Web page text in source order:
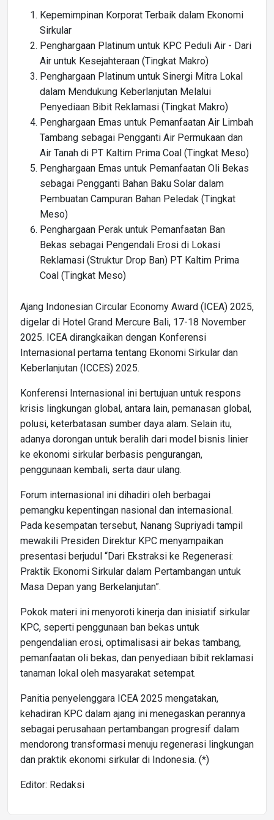
Kepemimpinan Korporat Terbaik dalam Ekonomi
Sirkular
Penghargaan Platinum untuk KPC Peduli Air - Dari
Air untuk Kesejahteraan (Tingkat Makro)
Penghargaan Platinum untuk Sinergi Mitra Lokal
dalam Mendukung Keberlanjutan Melalui
Penyediaan Bibit Reklamasi (Tingkat Makro)
Penghargaan Emas untuk Pemanfaatan Air Limbah
Tambang sebagai Pengganti Air Permukaan dan
Air Tanah di PT Kaltim Prima Coal (Tingkat Meso)
Penghargaan Emas untuk Pemanfaatan Oli Bekas
sebagai Pengganti Bahan Baku Solar dalam
Pembuatan Campuran Bahan Peledak (Tingkat
Meso)
Penghargaan Perak untuk Pemanfaatan Ban
Bekas sebagai Pengendali Erosi di Lokasi
Reklamasi (Struktur Drop Ban) PT Kaltim Prima
Coal (Tingkat Meso)
Ajang Indonesian Circular Economy Award (ICEA) 2025,
digelar di Hotel Grand Mercure Bali, 17-18 November
2025. ICEA dirangkaikan dengan Konferensi
Internasional pertama tentang Ekonomi Sirkular dan
Keberlanjutan (ICCES) 2025.
Konferensi Internasional ini bertujuan untuk respons
krisis lingkungan global, antara lain, pemanasan global,
polusi, keterbatasan sumber daya alam. Selain itu,
adanya dorongan untuk beralih dari model bisnis linier
ke ekonomi sirkular berbasis pengurangan,
penggunaan kembali, serta daur ulang.
Forum internasional ini dihadiri oleh berbagai
pemangku kepentingan nasional dan internasional.
Pada kesempatan tersebut, Nanang Supriyadi tampil
mewakili Presiden Direktur KPC menyampaikan
presentasi berjudul “Dari Ekstraksi ke Regenerasi:
Praktik Ekonomi Sirkular dalam Pertambangan untuk
Masa Depan yang Berkelanjutan”.
Pokok materi ini menyoroti kinerja dan inisiatif sirkular
KPC, seperti penggunaan ban bekas untuk
pengendalian erosi, optimalisasi air bekas tambang,
pemanfaatan oli bekas, dan penyediaan bibit reklamasi
tanaman lokal oleh masyarakat setempat.
Panitia penyelenggara ICEA 2025 mengatakan,
kehadiran KPC dalam ajang ini menegaskan perannya
sebagai perusahaan pertambangan progresif dalam
mendorong transformasi menuju regenerasi lingkungan
dan praktik ekonomi sirkular di Indonesia. (*)
Editor: Redaksi